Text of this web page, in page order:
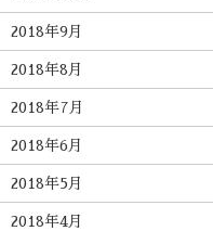
2018年9月
2018年8月
2018年7月
2018年6月
2018年5月
2018年4月